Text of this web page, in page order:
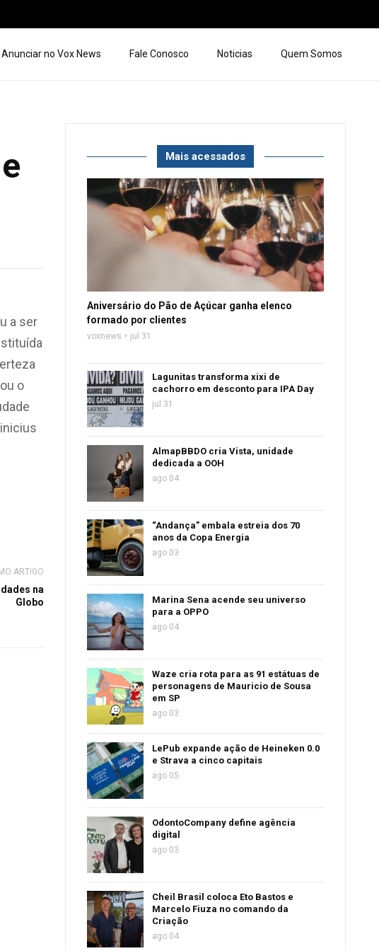
no Vox News Fale Conosco Noticias Quem Somos
a ser
o
ARTIGO
na
Globo
Mais acessados
Aniversário do Pão de Açúcar ganha elenco
formado por clientes
voxnews jul 31
Lagunitas transforma xixi de
cachorro em desconto para IPA Day
jul 31
AlmapBBDO cria Vista, unidade
dedicada a OOH
ago 04
“Andança” embala estreia dos 70
anos da Copa Energia
ago 03
Marina Sena acende seu universo
para a OPPO
ago 04
Waze cria rota para as 91 estátuas de
personagens de Mauricio de Sousa
em SP
ago 03
LePub expande ação de Heineken 0.0
e Strava a cinco capitais
ago 05
OdontoCompany define agência
digital
ago 03
Cheil Brasil coloca Eto Bastos e
Marcelo Fiuza no comando da
Criação
ago 04